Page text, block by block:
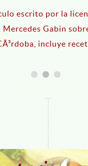
escrito por la
Gabin
incluye